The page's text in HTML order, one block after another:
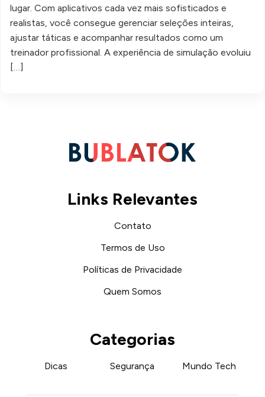
lugar. Com aplicativos cada vez mais sofisticados e
realistas, você consegue gerenciar seleções inteiras,
ajustar táticas e acompanhar resultados como um
treinador profissional. A experiência de simulação evoluiu
[…]
Links Relevantes
Contato
Termos de Uso
Políticas de Privacidade
Quem Somos
Categorias
Dicas Segurança Mundo Tech